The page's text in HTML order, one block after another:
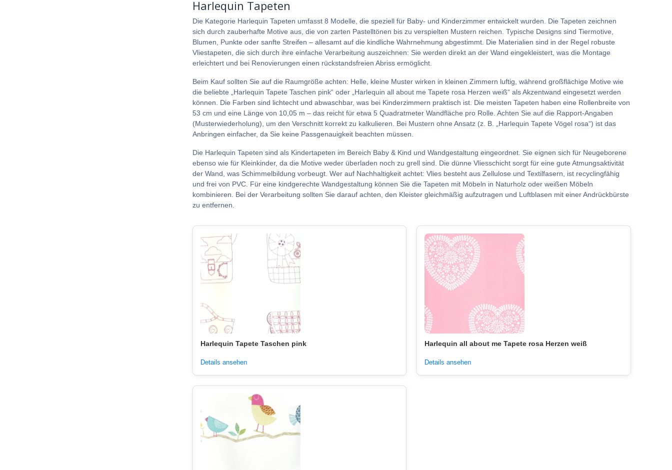
Harlequin Tapeten
Die Kategorie Harlequin Tapeten umfasst 8 Modelle, die speziell für Baby- und Kinderzimmer entwickelt wurden. Die Tapeten zeichnen
sich durch zauberhafte Motive aus, die von zarten Pastelltönen bis zu verspielten Mustern reichen. Typische Designs sind Tiermotive,
Blumen, Punkte oder sanfte Streifen – allesamt auf die kindliche Wahrnehmung abgestimmt. Die Materialien sind in der Regel robuste
Vliestapeten, die sich durch ihre einfache Verarbeitung auszeichnen: Sie werden direkt an der Wand eingekleistert, was die Montage
erleichtert und bei Renovierungen einen rückstandsfreien Abriss ermöglicht.
Beim Kauf sollten Sie auf die Raumgröße achten: Helle, kleine Muster wirken in kleinen Zimmern luftig, während großflächige Motive wie
die beliebte „Harlequin Tapete Taschen pink“ oder „Harlequin all about me Tapete rosa Herzen weiß“ als Akzentwand eingesetzt werden
können. Die Farben sind lichtecht und abwaschbar, was bei Kinderzimmern praktisch ist. Die meisten Tapeten haben eine Rollenbreite von
53 cm und eine Länge von 10,05 m – das reicht für etwa 5 Quadratmeter Wandfläche pro Rolle. Achten Sie auf die Rapport-Angaben
(Musterwiederholung), um den Verschnitt korrekt zu kalkulieren. Bei Mustern ohne Ansatz (z. B. „Harlequin Tapete Vögel rosa“) ist das
Anbringen einfacher, da Sie keine Passgenauigkeit beachten müssen.
Die Harlequin Tapeten sind als Kindertapeten im Bereich Baby & Kind und Wandgestaltung eingeordnet. Sie eignen sich für Neugeborene
ebenso wie für Kleinkinder, da die Motive weder überladen noch zu grell sind. Die dünne Vliesschicht sorgt für eine gute Atmungsaktivität
der Wand, was Schimmelbildung vorbeugt. Wer auf Nachhaltigkeit achtet: Vlies besteht aus Zellulose und Textilfasern, ist recyclingfähig
und frei von PVC. Für eine kindgerechte Wandgestaltung können Sie die Tapeten mit Möbeln in Naturholz oder weißen Möbeln
kombinieren. Bei der Verarbeitung sollten Sie darauf achten, den Kleister gleichmäßig aufzutragen und Luftblasen mit einer Andrückbürste
zu entfernen.
Harlequin Tapete Taschen pink
Details ansehen
Harlequin all about me Tapete rosa Herzen weiß
Details ansehen